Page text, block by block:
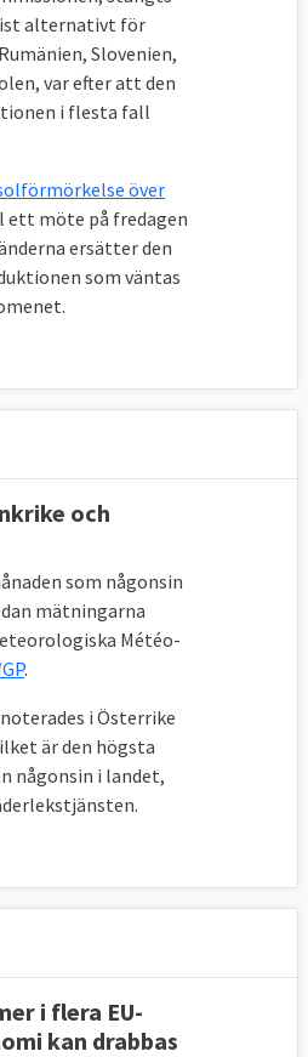
alternativt för
Slovenien,
var efter att den
i flesta fall
över
ett möte på fredagen
ersätter den
som väntas
och
som någonsin
mätningarna
Météo-
.
i Österrike
är den högsta
någonsin i landet,
i flera EU-
kan drabbas